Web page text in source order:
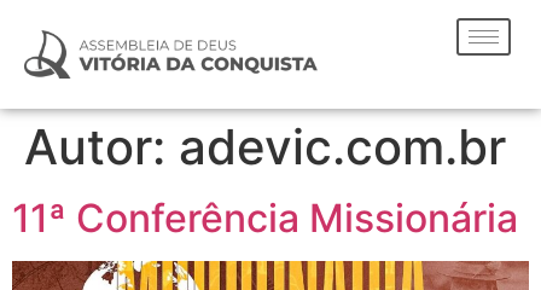
Autor: adevic.com.br
11ª Conferência Missionária